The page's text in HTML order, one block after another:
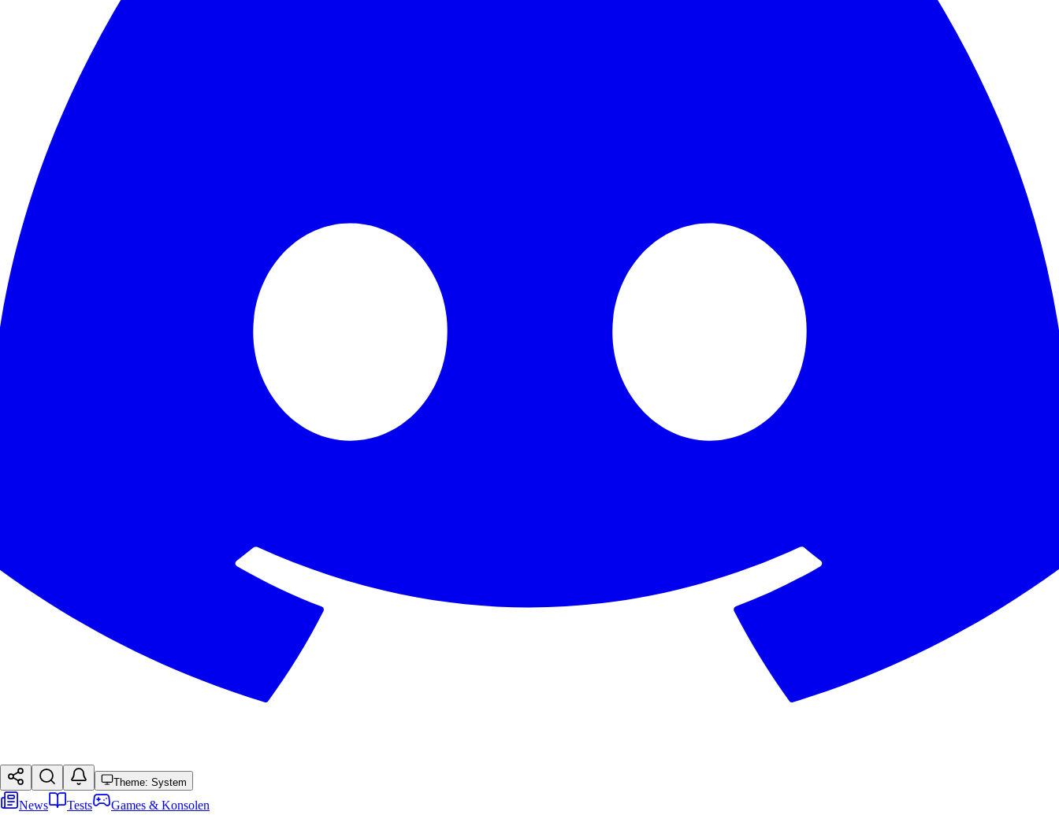
Theme: System
News Tests Games & Konsolen